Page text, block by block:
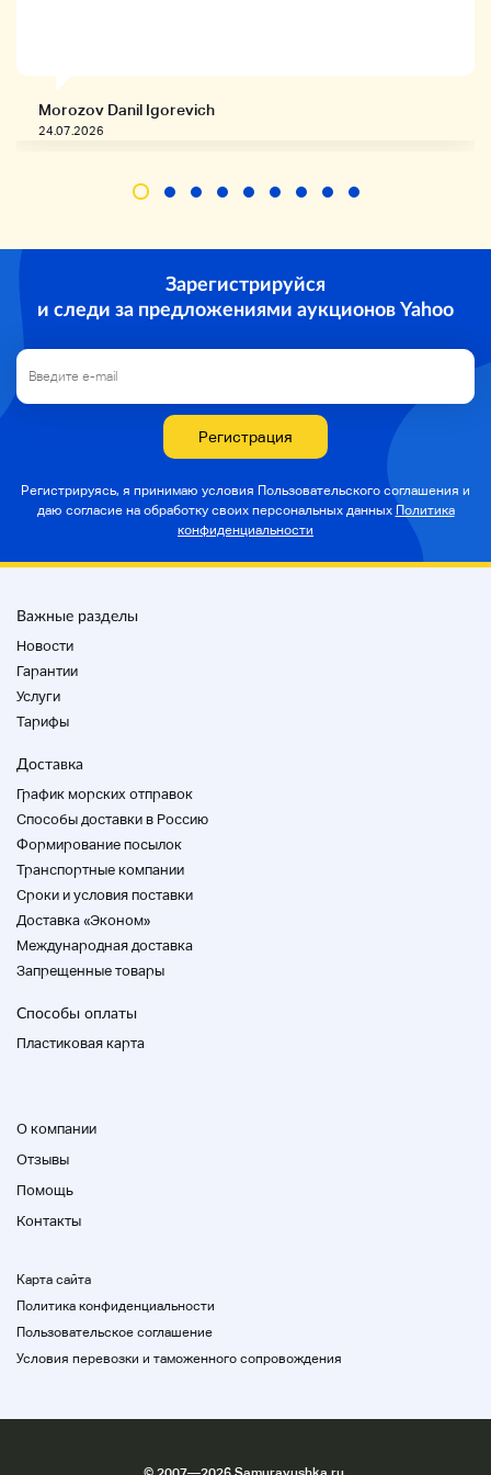
Японии.
★ Рекомендуется для тех, кто ищет роскошное
освещение!
стесняйтесь связаться с нами.
если вы понимаете условия для винтажных изделий.
・ Пожалуйста, свяжитесь с нами заранее.
・ Пожалуйста, не включайте и не возвращайте.
Morozov Danil Igorevich
24.07.2026
Зарегистрируйся
и следи за предложениями аукционов Yahoo
Регистрация
Регистрируясь, я принимаю условия Пользовательского соглашения и
даю согласие на обработку своих персональных данных Политика
конфиденциальности
Важные разделы
Новости
Гарантии
Услуги
Тарифы
Доставка
График морских отправок
Способы доставки в Россию
Формирование посылок
Транспортные компании
Cроки и условия поставки
Доставка «Эконом»
Международная доставка
Запрещенные товары
Способы оплаты
Пластиковая карта
О компании
Отзывы
Помощь
Контакты
Карта сайта
Политика конфиденциальности
Пользовательское соглашение
Условия перевозки и таможенного сопровождения